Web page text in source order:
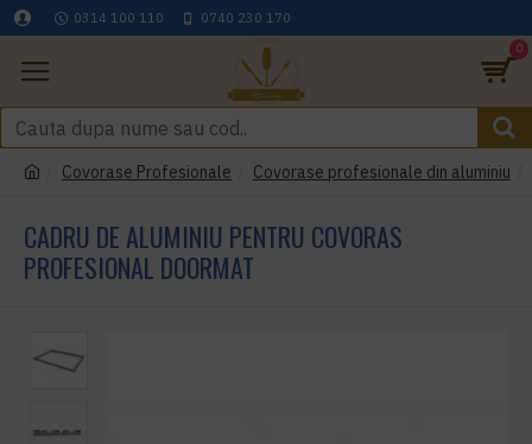
0314 100 110 0740 230 170
0
Covorase Profesionale Covorase profesionale din aluminiu
CADRU DE ALUMINIU PENTRU COVORAS
PROFESIONAL DOORMAT